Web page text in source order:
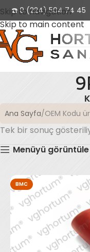
Skip to navigation
Skip to main content
☎️ 0 (224) 504 74 45
Ana Sayfa OEM Kodu
Tek bir sonuç
Menüyü görüntüle
BMC